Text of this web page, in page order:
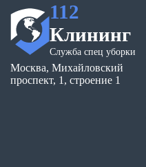
112
Клининг
Служба спец уборки
Москва, Михайловский
проспект, 1, строение 1